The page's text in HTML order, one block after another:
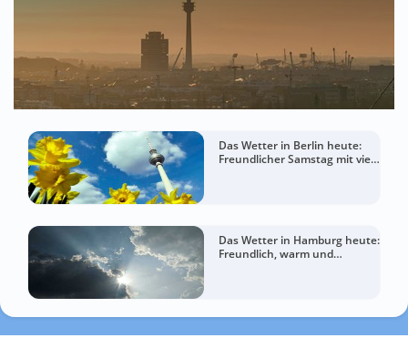
Das Wetter in Berlin heute:
Freundlicher Samstag mit viel
Das Wetter in Hamburg heute:
Freundlich, warm und